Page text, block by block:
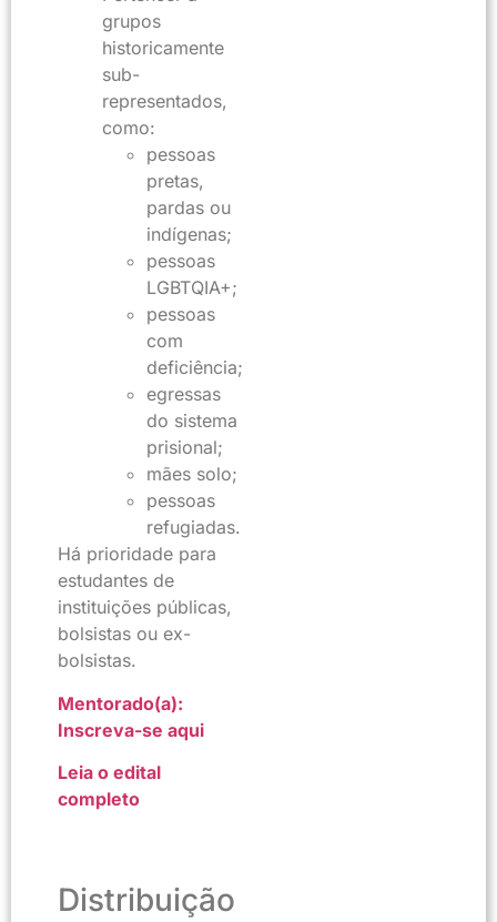
grupos
historicamente
sub-
representados,
como:
pessoas
pretas,
pardas ou
indígenas;
pessoas
LGBTQIA+;
pessoas
com
deficiência;
egressas
do sistema
prisional;
mães solo;
pessoas
refugiadas.
Há prioridade para
estudantes de
instituições públicas,
bolsistas ou ex-
bolsistas.
Mentorado(a):
Inscreva-se aqui
Leia o edital
completo
Distribuição